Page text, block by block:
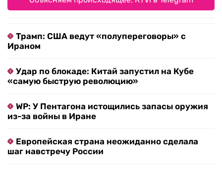
Трамп: США ведут «полупереговоры» с
Ираном
Удар по блокаде: Китай запустил на Кубе
«самую быструю революцию»
WP: У Пентагона истощились запасы оружия
из-за войны в Иране
Европейская страна неожиданно сделала
шаг навстречу России